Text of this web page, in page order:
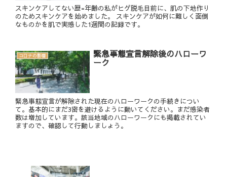
スキンケアしてない歴=年齢の私がヒゲ脱毛目前に、肌の下地作り
のためスキンケアを始めました。 スキンケアが如何に難しく面倒
なものかを肌で実感した1週間の記録です。
コロナの影響 緊急事態宣言解除後のハローワ
ーク
緊急事態宣言が解除された現在のハローワークの手続きについ
て。基本的にまだ3密を避けるように動いてください。まだ感染者
数は増加しています。該当地域のハローワークにも掲載されてい
ますので、確認して行動しましょう。